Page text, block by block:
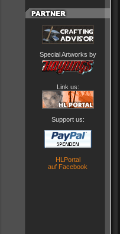
Special Artworks by
Link us:
Support us:
HLPortal
auf Facebook